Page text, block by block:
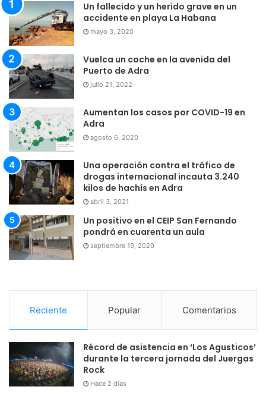
Un fallecido y un herido grave en un
accidente en playa La Habana
mayo 3, 2020
Vuelca un coche en la avenida del
Puerto de Adra
julio 21, 2022
Aumentan los casos por COVID-19 en
Adra
agosto 6, 2020
Una operación contra el tráfico de
drogas internacional incauta 3.240
kilos de hachís en Adra
abril 3, 2021
Un positivo en el CEIP San Fernando
pondrá en cuarenta un aula
septiembre 19, 2020
Reciente Popular Comentarios
Récord de asistencia en ‘Los Agusticos’
durante la tercera jornada del Juergas
Rock
Hace 2 días